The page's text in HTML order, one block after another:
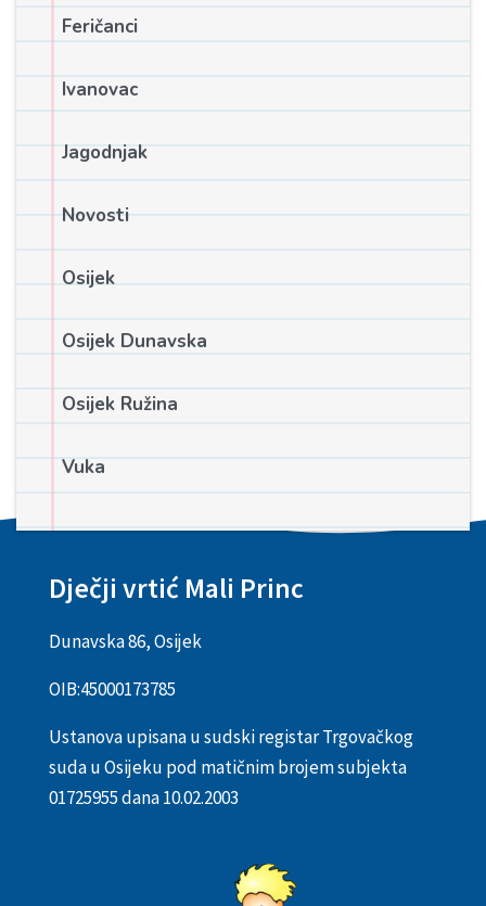
Feričanci
Ivanovac
Jagodnjak
Novosti
Osijek
Osijek Dunavska
Osijek Ružina
Vuka
Dječji vrtić Mali Princ
Dunavska 86, Osijek
OIB:45000173785
Ustanova upisana u sudski registar Trgovačkog
suda u Osijeku pod matičnim brojem subjekta
01725955 dana 10.02.2003